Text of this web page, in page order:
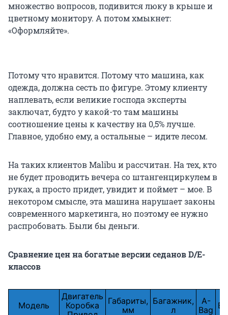
множество вопросов, подивится люку в крыше и
цветному монитору. А потом хмыкнет:
«Оформляйте».
Потому что нравится. Потому что машина, как
одежда, должна сесть по фигуре. Этому клиенту
наплевать, если великие господа эксперты
заключат, будто у какой-то там машины
соотношение цены к качеству на 0,5% лучше.
Главное, удобно ему, а остальные – идите лесом.
На таких клиентов Malibu и рассчитан. На тех, кто
не будет проводить вечера со штангенциркулем в
руках, а просто придет, увидит и поймет – мое. В
некотором смысле, эта машина нарушает законы
современного маркетинга, но поэтому ее нужно
распробовать. Были бы деньги.
Сравнение цен на богатые версии седанов D/E-
классов
Модель
Двигатель
Коробка
Габариты,
мм
Багажник,
л
A-
Bag